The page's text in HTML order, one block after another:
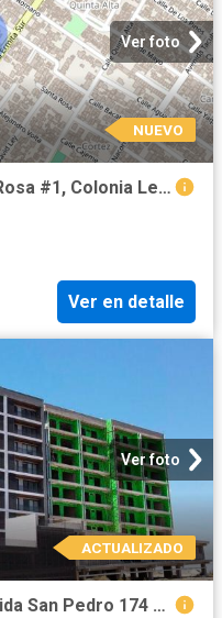
Ver foto
NUEVO
Renta departamento en Sta. Rosa #1, Colonia Leos Montoya, C.P. 22106
Ver en detalle
Ver foto
ACTUALIZADO
Departamento en renta Avenida San Pedro 174 174, Sonora, Tijuana, Baja California, 22195, Mex